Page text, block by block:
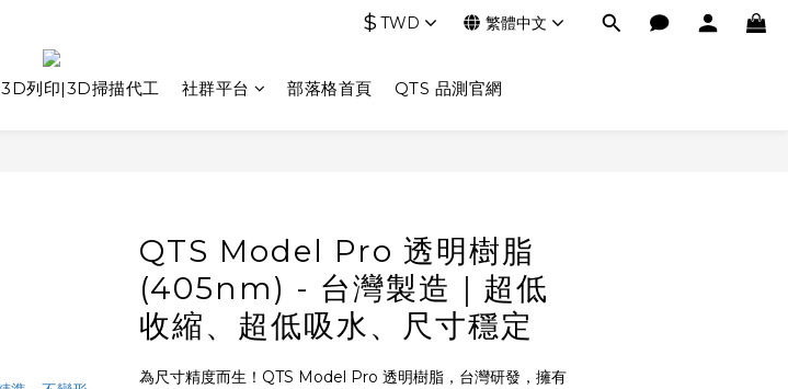
$ TWD 繁體中文
3D列印|3D掃描代工 社群平台 部落格首頁 QTS 品測官網
QTS Model Pro 透明樹脂
(405nm) - 台灣製造｜超低
收縮、超低吸水、尺寸穩定
為尺寸精度而生！QTS Model Pro 透明樹脂，台灣研發，擁有